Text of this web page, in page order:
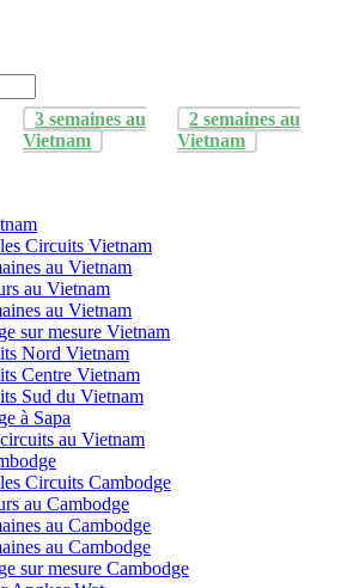
3 semaines au
Vietnam
2 semaines au
Vietnam
Circuits Vietnam
au Vietnam
au Vietnam
au Vietnam
sur mesure Vietnam
Nord Vietnam
Centre Vietnam
Sud du Vietnam
à Sapa
au Vietnam
Circuits Cambodge
au Cambodge
au Cambodge
au Cambodge
sur mesure Cambodge